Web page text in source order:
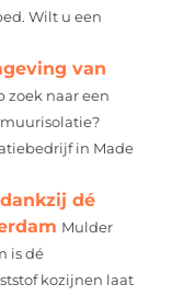
Wilt u een
van
zoek naar een
in Made
dé
Mulder
is dé
kozijnen laat